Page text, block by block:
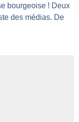
bourgeoise ! Deux
des médias. De